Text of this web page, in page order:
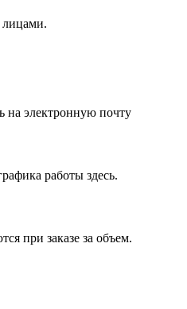
на электронную почту
работы здесь.
при заказе за объем.